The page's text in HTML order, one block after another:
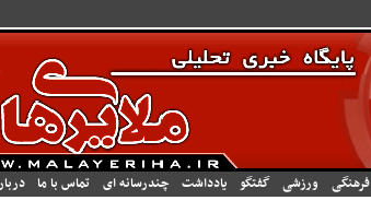
فرهنگی ورزشی گفتگو یادداشت چندرسانه ای تماس با ما